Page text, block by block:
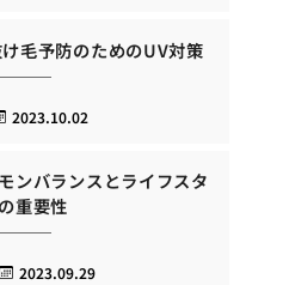
毛予防のためのUV対策
2023.10.02
ンバランスとライフスタ
重要性
2023.09.29